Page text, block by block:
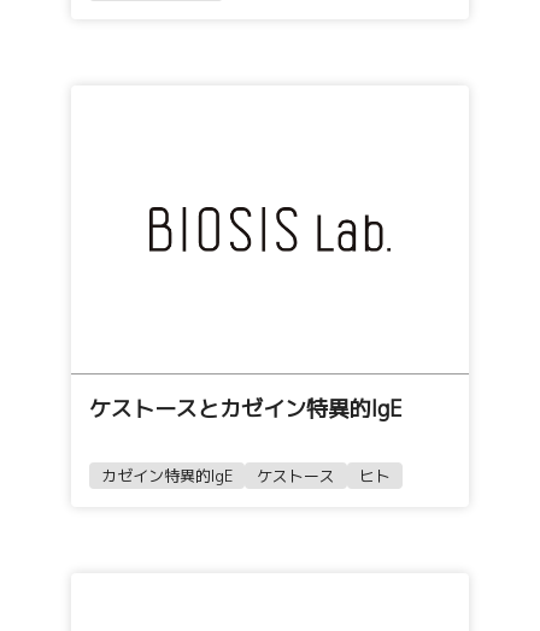
ケストースとカゼイン特異的IgE
カゼイン特異的IgE ケストース ヒト